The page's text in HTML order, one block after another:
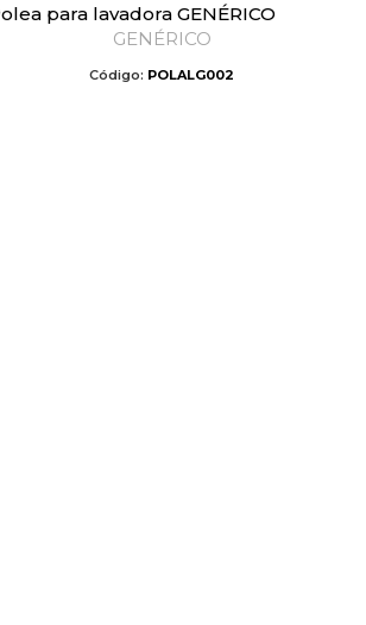
Polea para lavadora GENÉRICO
GENÉRICO
Código: POLALG002